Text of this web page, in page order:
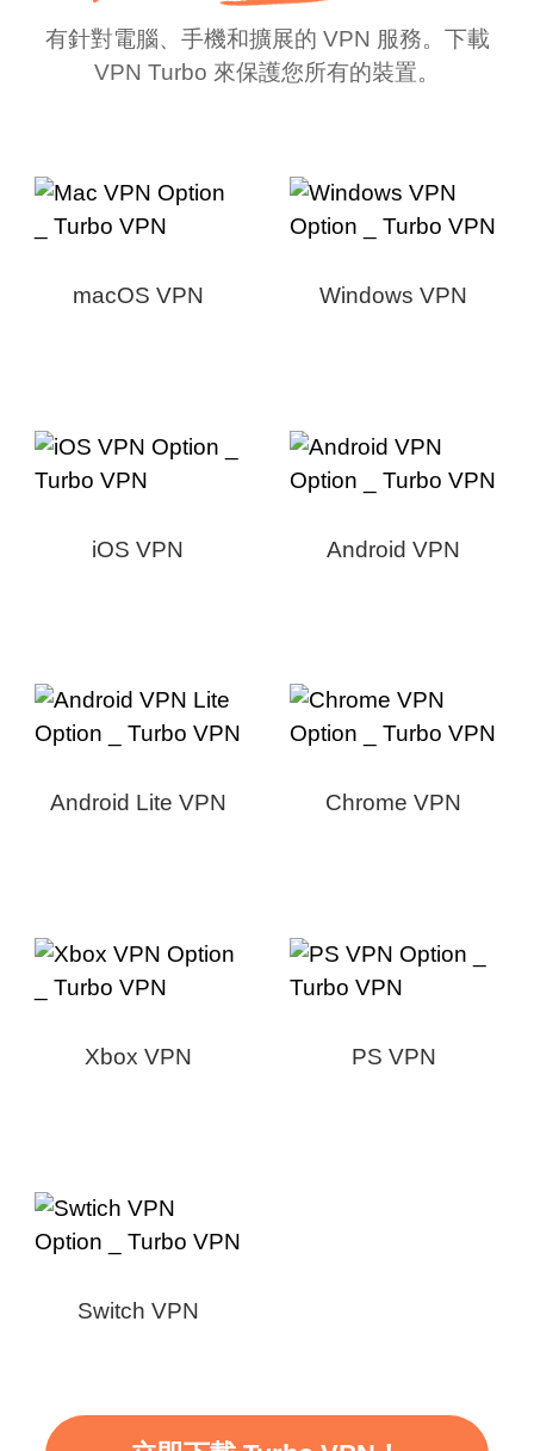
有針對電腦、手機和擴展的 VPN 服務。下載
VPN Turbo 來保護您所有的裝置。
macOS VPN Windows VPN
iOS VPN Android VPN
Android Lite VPN Chrome VPN
Xbox VPN PS VPN
Switch VPN